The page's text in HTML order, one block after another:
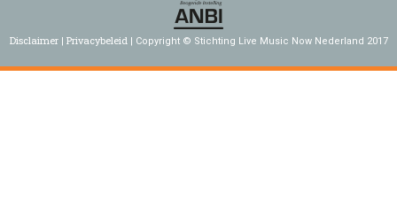
Disclaimer Privacybeleid Copyright © Stichting Live Music Now Nederland 2017